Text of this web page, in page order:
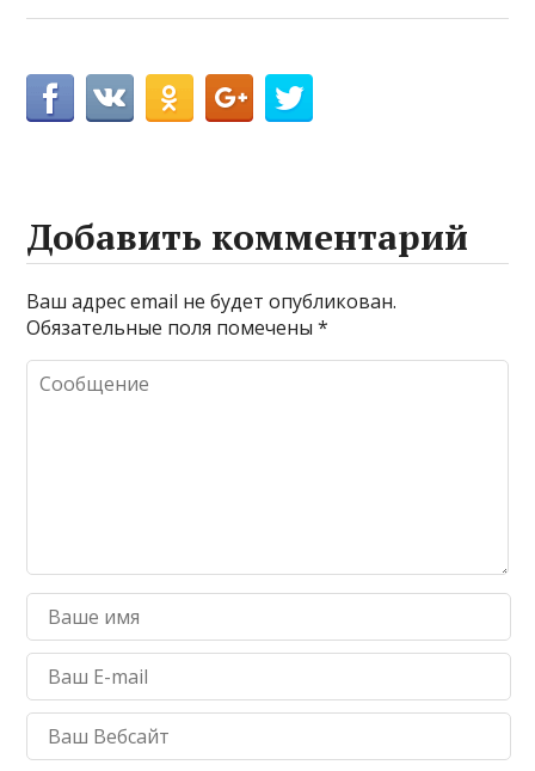
Добавить комментарий
Ваш адрес email не будет опубликован.
Обязательные поля помечены*